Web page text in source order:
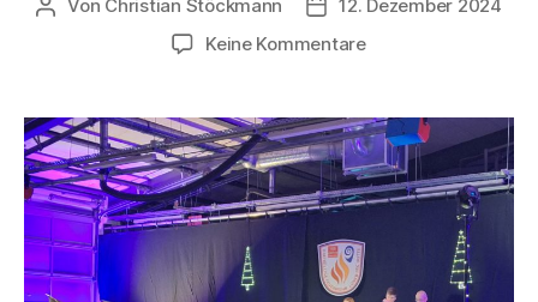
Von Christian Stöckmann
12. Dezember 2024
Keine Kommentare